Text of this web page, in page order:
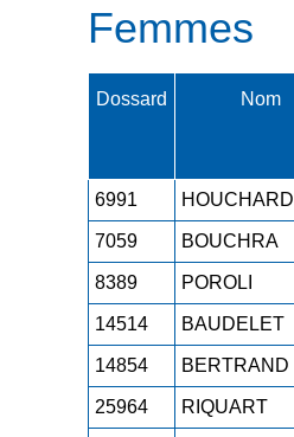
Femmes
Dossard Nom
6991 HOUCHARD
7059 BOUCHRA
8389 POROLI
14514 BAUDELET
14854 BERTRAND
25964 RIQUART